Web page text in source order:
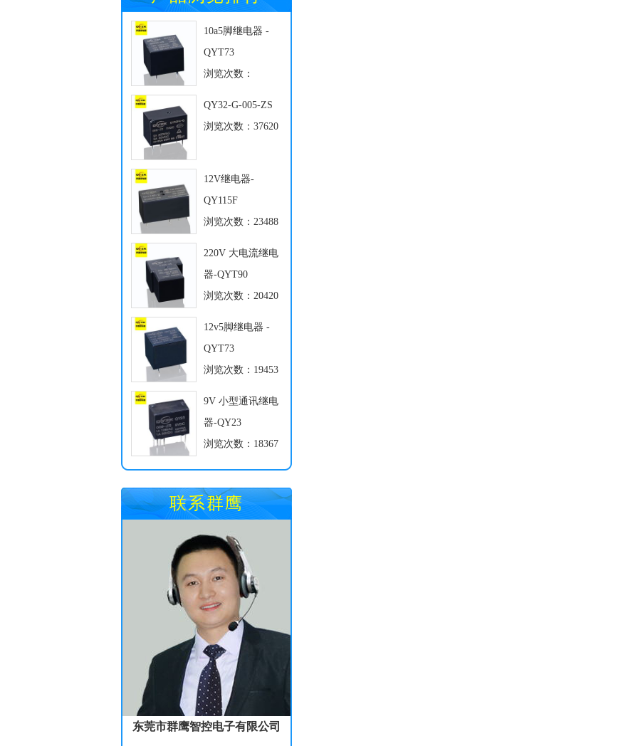
10a5脚继电器 -
QYT73
浏览次数：
QY32-G-005-ZS
浏览次数：37620
12V继电器-
QY115F
浏览次数：23488
220V 大电流继电
器-QYT90
浏览次数：20420
12v5脚继电器 -
QYT73
浏览次数：19453
9V 小型通讯继电
器-QY23
浏览次数：18367
联系群鹰
东莞市群鹰智控电子有限公司